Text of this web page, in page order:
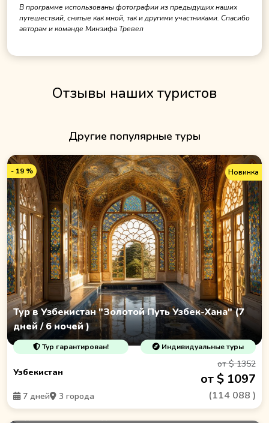
В программе использованы фотографии из предыдущих наших
путешествий, снятые как мной, так и другими участниками. Спасибо
авторам и команде Минзифа Тревел
Отзывы наших туристов
Другие популярные туры
Новинка
- 19 %
Тур в Узбекистан "Золотой Путь Узбек-Хана" (7
дней / 6 ночей )
Тур гарантирован! Индивидуальные туры
Узбекистан
7 дней 3 города
от $ 1352
от $ 1097
(114 088 )